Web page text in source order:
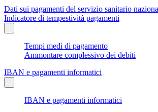
Dati sui pagamenti del servizio sanitario
Indicatore di tempestività pagamenti
Tempi medi di pagamento
Ammontare complessivo dei debiti
IBAN e pagamenti informatici
IBAN e pagamenti informatici